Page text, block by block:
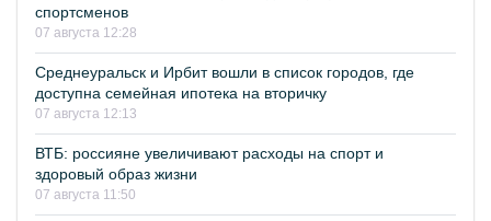
спортсменов
07 августа 12:28
Среднеуральск и Ирбит вошли в список городов, где
доступна семейная ипотека на вторичку
07 августа 12:13
ВТБ: россияне увеличивают расходы на спорт и
здоровый образ жизни
07 августа 11:50